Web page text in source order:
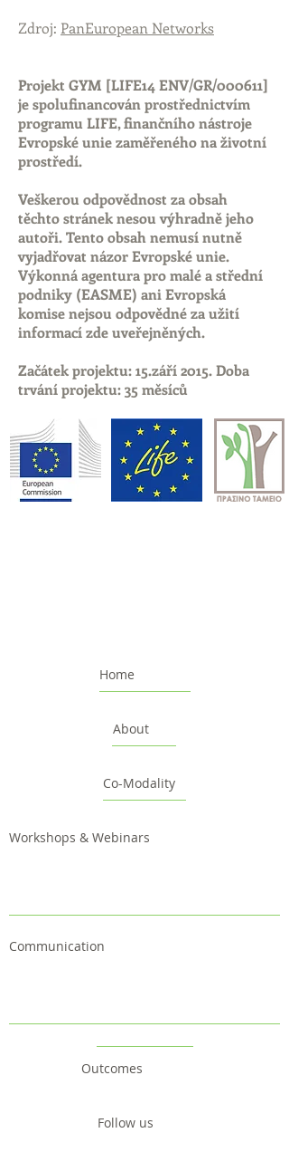
Zdroj: PanEuropean Networks
Projekt GYM [LIFE14 ENV/GR/000611]
je spolufinancován prostřednictvím
programu LIFE, finančního nástroje
Evropské unie zaměřeného na životní
prostředí.
Veškerou odpovědnost za obsah
těchto stránek nesou výhradně jeho
autoři. Tento obsah nemusí nutně
vyjadřovat názor Evropské unie.
Výkonná agentura pro malé a střední
podniky (EASME) ani Evropská
komise nejsou odpovědné za užití
informací zde uveřejněných.
Začátek projektu: 15.září 2015. Doba
trvání projektu: 35 měsíců
Home
About
Co-Modality
Workshops & Webinars
Outcomes
Communication
Follow us